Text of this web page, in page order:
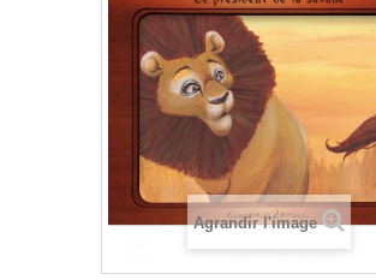
Agrandir l'image